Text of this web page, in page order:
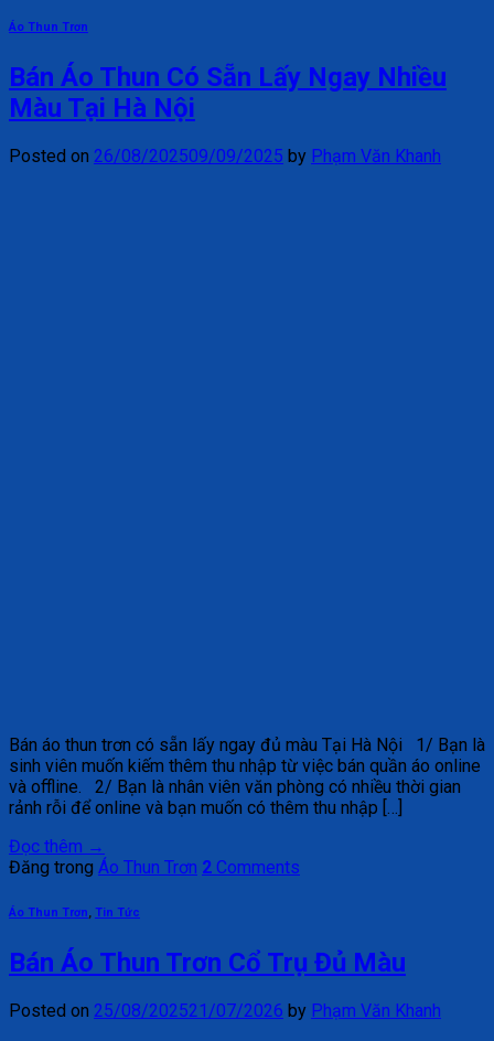
Áo Thun Trơn
Bán Áo Thun Có Sẵn Lấy Ngay Nhiều
Màu Tại Hà Nội
Posted on 26/08/202509/09/2025 by Phạm Văn Khanh
Bán áo thun trơn có sẵn lấy ngay đủ màu Tại Hà Nội 1/ Bạn là
sinh viên muốn kiếm thêm thu nhập từ việc bán quần áo online
và offline. 2/ Bạn là nhân viên văn phòng có nhiều thời gian
rảnh rỗi để online và bạn muốn có thêm thu nhập […]
Đọc thêm →
Đăng trong Áo Thun Trơn 2 Comments
Áo Thun Trơn, Tin Tức
Bán Áo Thun Trơn Cổ Trụ Đủ Màu
Posted on 25/08/202521/07/2026 by Phạm Văn Khanh